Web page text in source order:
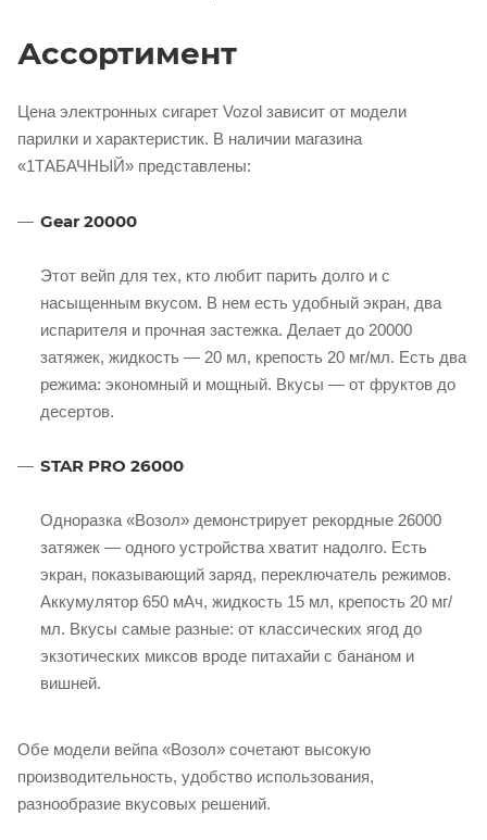
Ассортимент
Цена электронных сигарет Vozol зависит от модели
парилки и характеристик. В наличии магазина
«1ТАБАЧНЫЙ» представлены:
Gear 20000
Этот вейп для тех, кто любит парить долго и с
насыщенным вкусом. В нем есть удобный экран, два
испарителя и прочная застежка. Делает до 20000
затяжек, жидкость — 20 мл, крепость 20 мг/мл. Есть два
режима: экономный и мощный. Вкусы — от фруктов до
десертов.
STAR PRO 26000
Одноразка «Возол» демонстрирует рекордные 26000
затяжек — одного устройства хватит надолго. Есть
экран, показывающий заряд, переключатель режимов.
Аккумулятор 650 мАч, жидкость 15 мл, крепость 20 мг/
мл. Вкусы самые разные: от классических ягод до
экзотических миксов вроде питахайи с бананом и
вишней.
Обе модели вейпа «Возол» сочетают высокую
производительность, удобство использования,
разнообразие вкусовых решений.